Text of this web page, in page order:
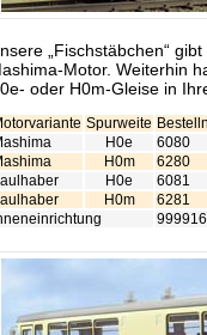
„Fischstäbchen“
Motor. Weiterhin
oder H0m-Gleise in
Spurweite
H0e
6080
H0m
6280
H0e
6081
H0m
6281
999916